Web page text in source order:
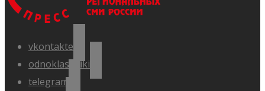
vkontakte
odnoklassniki
telegram